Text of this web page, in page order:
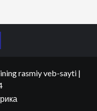
rasmiy veb-sayti |